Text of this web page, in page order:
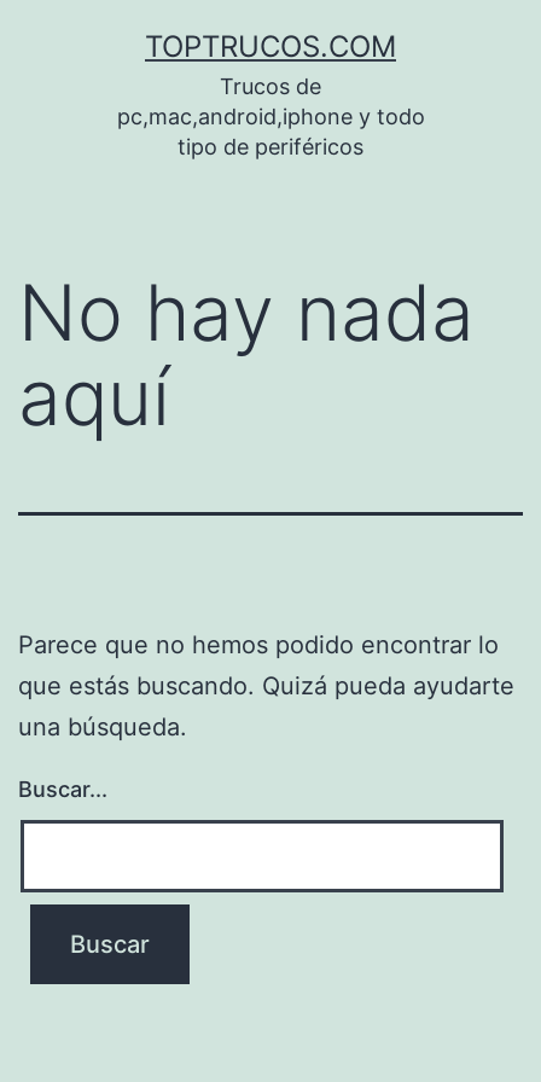
TOPTRUCOS.COM
Trucos de
pc,mac,android,iphone y todo
tipo de periféricos
No hay nada
aquí
Parece que no hemos podido encontrar lo
que estás buscando. Quizá pueda ayudarte
una búsqueda.
Buscar...